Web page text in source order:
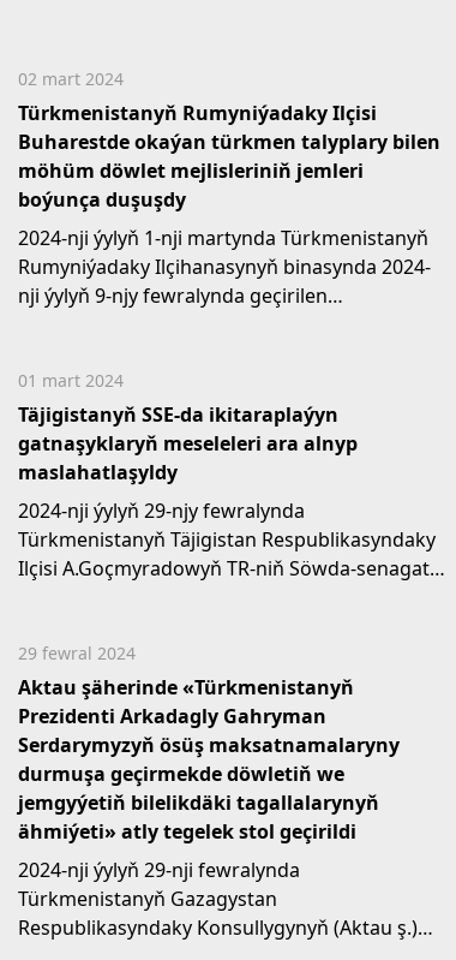
02 mart 2024
Türkmenistanyň Rumyniýadaky Ilçisi
Buharestde okaýan türkmen talyplary bilen
möhüm döwlet mejlisleriniň jemleri
boýunça duşuşdy
2024-nji ýylyň 1-nji martynda Türkmenistanyň
Rumyniýadaky Ilçihanasynyň binasynda 2024-
nji ýylyň 9-njy fewralynda geçirilen
01 mart 2024
Täjigistanyň SSE-da ikitaraplaýyn
gatnaşyklaryň meseleleri ara alnyp
maslahatlaşyldy
2024-nji ýylyň 29-njy fewralynda
Türkmenistanyň Täjigistan Respublikasyndaky
Ilçisi A.Goçmyradowyň TR-niň Söwda-senagat
29 fewral 2024
Aktau şäherinde «Türkmenistanyň
Prezidenti Arkadagly Gahryman
Serdarymyzyň ösüş maksatnamalaryny
durmuşa geçirmekde döwletiň we
jemgyýetiň bilelikdäki tagallalarynyň
ähmiýeti» atly tegelek stol geçirildi
2024-nji ýylyň 29-nji fewralynda
Türkmenistanyň Gazagystan
Respublikasyndaky Konsullygynyň (Aktau ş.)